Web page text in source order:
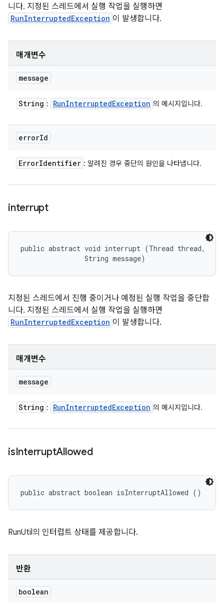
니다. 지정된 스레드에서 실행 작업을 실행하면
RunInterruptedException 이 발생합니다.
매개변수
message
String : RunInterruptedException 의 메시지입니다.
errorId
ErrorIdentifier : 알려진 경우 중단의 원인을 나타냅니다.
interrupt
public abstract void interrupt (Thread thread,
                String message)
지정된 스레드에서 진행 중이거나 예정된 실행 작업을 중단합
니다. 지정된 스레드에서 실행 작업을 실행하면
RunInterruptedException 이 발생합니다.
매개변수
message
String : RunInterruptedException 의 메시지입니다.
isInterruptAllowed
public abstract boolean isInterruptAllowed ()
RunUtil의 인터럽트 상태를 제공합니다.
반환
boolean